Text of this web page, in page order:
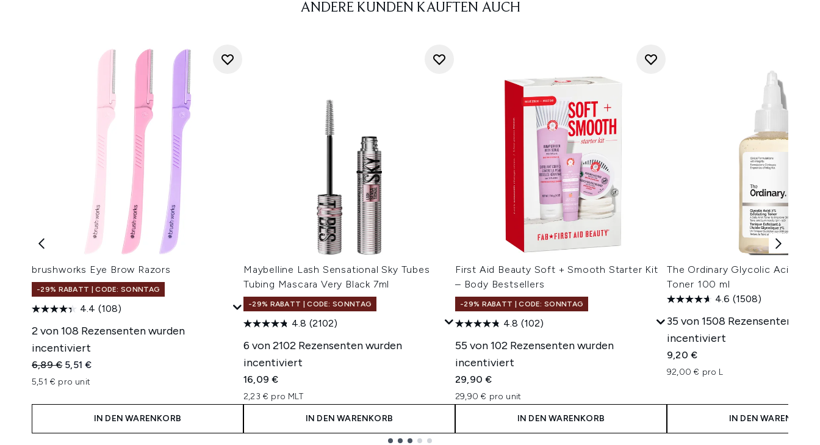
ANDERE KUNDEN KAUFTEN AUCH
brushworks Eye Brow Razors
-29% RABATT | CODE: SONNTAG
4.4 (108)
2 von 108 Rezensenten wurden
incentiviert
Unverbindliche Preisempfehlung:
6,89 € Aktueller Preis:
5,51 €
5,51 € pro unit
IN DEN WARENKORB
Maybelline Lash Sensational Sky Tubes
Tubing Mascara Very Black 7ml
-29% RABATT | CODE: SONNTAG
4.8 (2102)
6 von 2102 Rezensenten wurden
incentiviert
16,09 €
2,23 € pro MLT
IN DEN WARENKORB
First Aid Beauty Soft + Smooth Starter Kit
– Body Bestsellers
-29% RABATT | CODE: SONNTAG
4.8 (102)
55 von 102 Rezensenten wurden
incentiviert
29,90 €
29,90 € pro unit
IN DEN WARENKORB
The Ordinary Glycolic Acid 7%
Toner 100 ml
4.6 (1508)
35 von 1508 Rezensenten
incentiviert
9,20 €
92,00 € pro L
IN DEN WARENKORB